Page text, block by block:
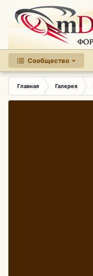
Сообщество
Главная Галерея